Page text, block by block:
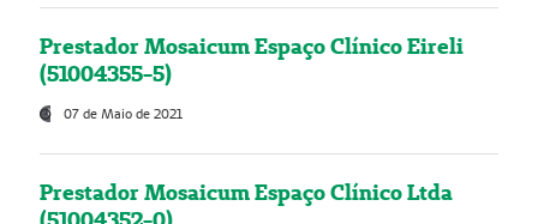
Prestador Mosaicum Espaço Clínico Eireli
(51004355-5)
07 de Maio de 2021
Prestador Mosaicum Espaço Clínico Ltda